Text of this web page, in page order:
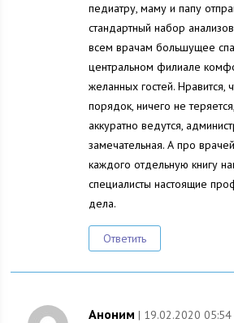
педиатру, маму и папу
стандартный набор
всем врачам большущее
центральном филиале
желанных гостей. Нравится,
порядок, ничего не
аккуратно ведутся,
замечательная. А про
каждого отдельную книгу
специалисты настоящие
дела.
Ответить
Аноним | 19.02.2020 05:54